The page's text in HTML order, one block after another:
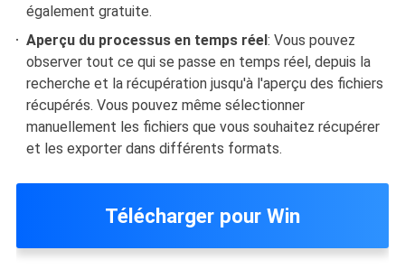
également gratuite.
Aperçu du processus en temps réel: Vous pouvez
observer tout ce qui se passe en temps réel, depuis la
recherche et la récupération jusqu'à l'aperçu des fichiers
récupérés. Vous pouvez même sélectionner
manuellement les fichiers que vous souhaitez récupérer
et les exporter dans différents formats.
Télécharger pour Win